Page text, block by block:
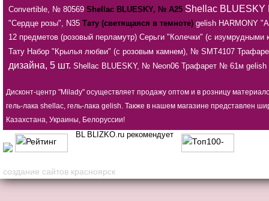
Convertible, № 80569 Shellac BLUESKY, № А25 Shellac
"Сердце розы", N35 Тату (светящаяся в темноте) gelish HARMONY
12 предметов (розовый перламутр) Серьги "Колечки" (с
Тату Набор "Крылья любви" (с розовым камнем), № SMT4107
дизайна, 5 шт. Shellac BLUESKY, № Neon06 Трафарет № 61м gelish
Дисконт-центр "Milady" осуществляет продажу оптом и в розницу
гель-лака shellac, гель-лака gelish. Также в нашем магазине представлен
Казахстана, Украины, Белоруссии!
BLIZKO.ru рекомендует
создание сайтов красноярск